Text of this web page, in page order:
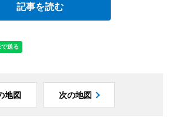
記事を読む
地図 次の地図